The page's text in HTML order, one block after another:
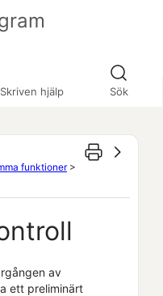
Skriven hjälp Sök
funktioner>
av
ett preliminärt